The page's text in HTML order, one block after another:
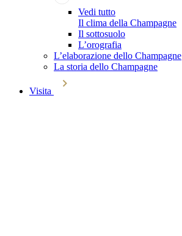
Vedi tutto
Il clima della Champagne
Il sottosuolo
L’orografia
L’elaborazione dello Champagne
La storia dello Champagne
Visita